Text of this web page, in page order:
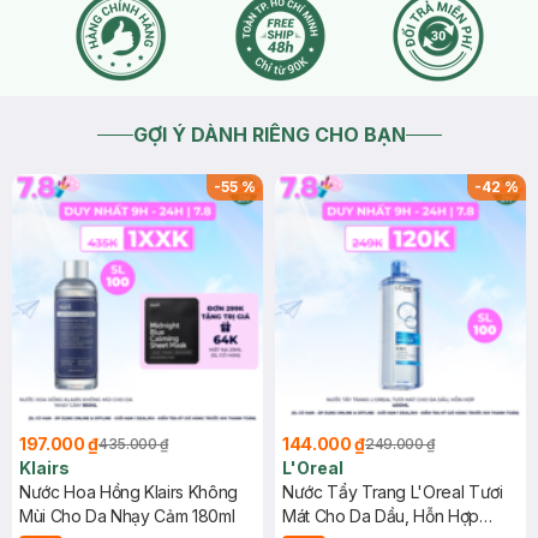
GỢI Ý DÀNH RIÊNG CHO BẠN
-55%
197.000 ₫435.000 ₫
Klairs
Nước Hoa Hồng Klairs Không
Mùi Cho Da Nhạy Cảm 180ml
-42%
144.000 ₫249.000 ₫
L'Oreal
Nước Tẩy Trang L'Oreal Tươi
Mát Cho Da Dầu, Hỗn Hợp